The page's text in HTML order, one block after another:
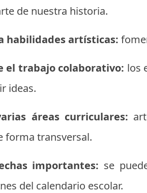
de nuestra historia.
habilidades artísticas:
el trabajo colaborativo: los
ideas.
áreas curriculares:
forma transversal.
importantes: se
del calendario escolar.